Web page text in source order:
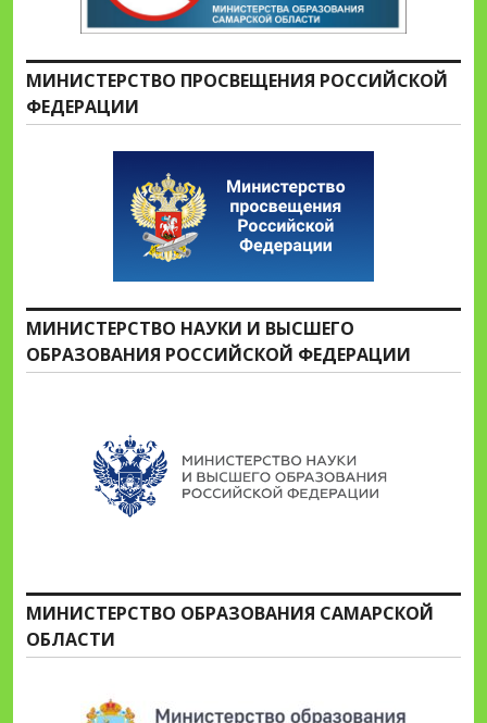
МИНИСТЕРСТВО ПРОСВЕЩЕНИЯ РОССИЙСКОЙ
ФЕДЕРАЦИИ
МИНИСТЕРСТВО НАУКИ И ВЫСШЕГО
ОБРАЗОВАНИЯ РОССИЙСКОЙ ФЕДЕРАЦИИ
МИНИСТЕРСТВО ОБРАЗОВАНИЯ САМАРСКОЙ
ОБЛАСТИ